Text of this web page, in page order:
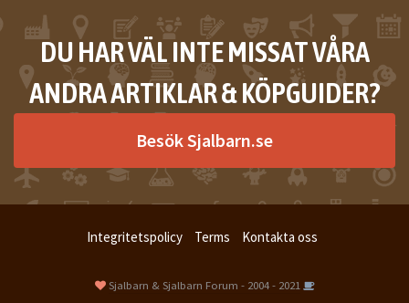
DU HAR VÄL INTE MISSAT VÅRA
ANDRA ARTIKLAR & KÖPGUIDER?
Besök Sjalbarn.se
Integritetspolicy Terms Kontakta oss
Sjalbarn & Sjalbarn Forum - 2004 - 2021